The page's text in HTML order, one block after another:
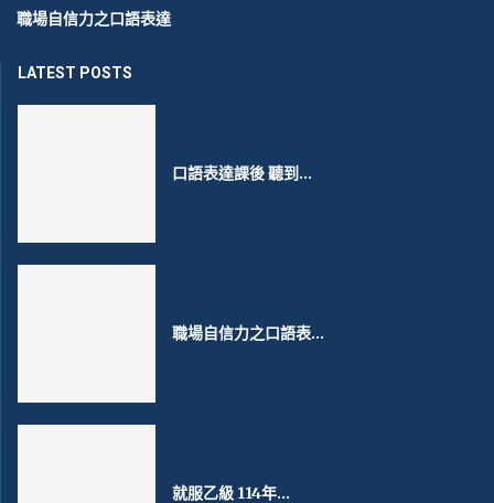
職場自信力之口語表達
LATEST POSTS
口語表達課後 聽到...
職場自信力之口語表...
就服乙級 114年...